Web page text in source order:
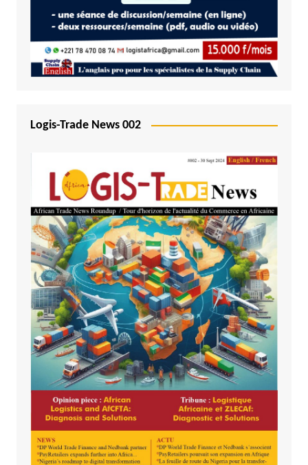
Logis-Trade News 002